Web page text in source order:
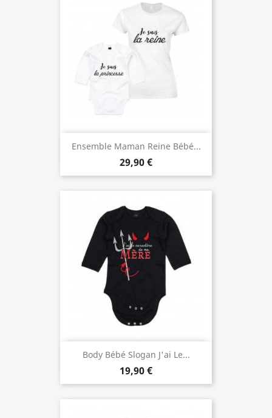
Ensemble Maman Reine Bébé...
29,90 €
Body Bébé Slogan J'ai Le...
19,90 €